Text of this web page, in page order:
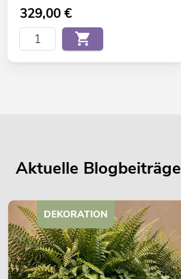
329,00€
Aktuelle Blogbeiträge
DEKORATION